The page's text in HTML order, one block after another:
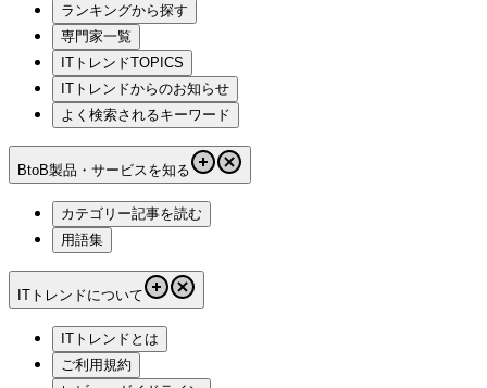
ランキングから探す
専門家一覧
ITトレンドTOPICS
ITトレンドからのお知らせ
よく検索されるキーワード
BtoB製品・サービスを知る
カテゴリー記事を読む
用語集
ITトレンドについて
ITトレンドとは
ご利用規約